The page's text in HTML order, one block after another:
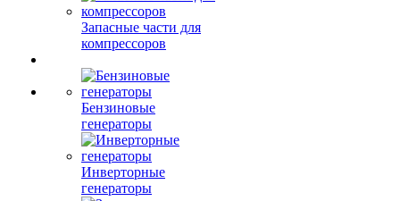
Запасные части для
компрессоров
Бензиновые
генераторы
Инверторные
генераторы